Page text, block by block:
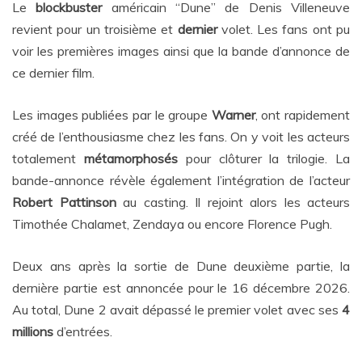
Leblockbuster américain “Dune” de Denis Villeneuve
revient pour un troisième et dernier volet. Les fans ont pu
voir les premières images ainsi que la bande d’annonce de
ce dernier film.
Les images publiées par le groupe Warner, ont rapidement
créé de l’enthousiasme chez les fans. On y voit les acteurs
totalement métamorphosés pour clôturer la trilogie. La
bande-annonce révèle également l’intégration de l’acteur
Robert Pattinson au casting. Il rejoint alors les acteurs
Timothée Chalamet, Zendaya ou encore Florence Pugh.
Deux ans après la sortie de Dune deuxième partie, la
dernière partie est annoncée pour le 16 décembre 2026.
Au total, Dune 2 avait dépassé le premier volet avec ses 4
millions d’entrées.